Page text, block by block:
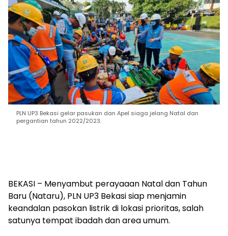
PLN UP3 Bekasi gelar pasukan dan Apel siaga jelang Natal dan
pergantian tahun 2022/2023.
BEKASI – Menyambut perayaaan Natal dan Tahun
Baru (Nataru), PLN UP3 Bekasi siap menjamin
keandalan pasokan listrik di lokasi prioritas, salah
satunya tempat ibadah dan area umum.